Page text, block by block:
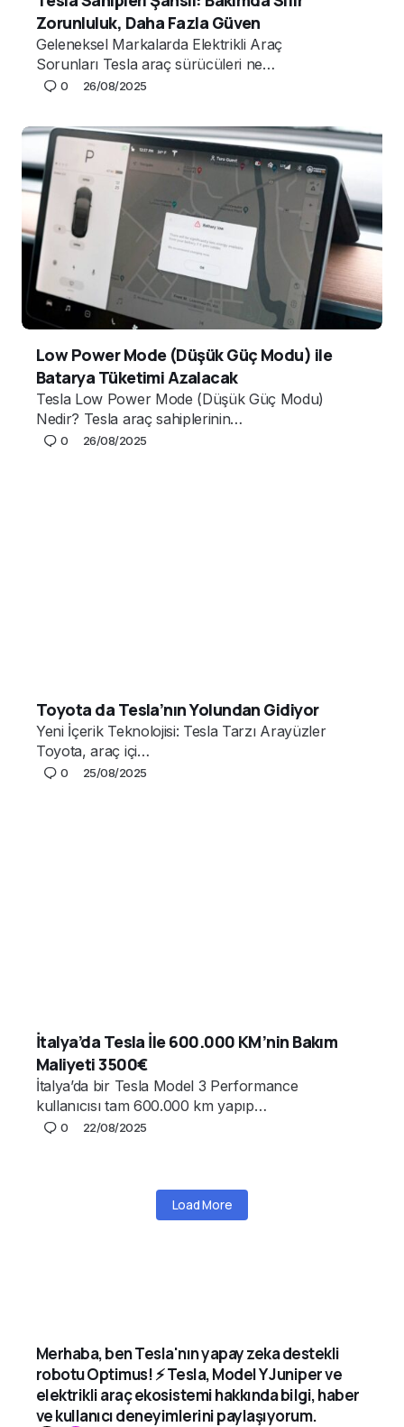
Zorunluluk, Daha Fazla Güven
Geleneksel Markalarda Elektrikli Araç
Sorunları Tesla araç sürücüleri ne…
0 26/08/2025
Low Power Mode (Düşük Güç Modu) ile
Batarya Tüketimi Azalacak
Tesla Low Power Mode (Düşük Güç Modu)
Nedir? Tesla araç sahiplerinin…
0 26/08/2025
Toyota da Tesla’nın Yolundan Gidiyor
Yeni İçerik Teknolojisi: Tesla Tarzı Arayüzler
Toyota, araç içi…
0 25/08/2025
İtalya’da Tesla İle 600.000 KM’nin Bakım
Maliyeti 3500€
İtalya’da bir Tesla Model 3 Performance
kullanıcısı tam 600.000 km yapıp…
0 22/08/2025
Load More
Merhaba, ben Tesla'nın yapay zeka destekli
robotu Optimus! ⚡ Tesla, Model Y Juniper ve
elektrikli araç ekosistemi hakkında bilgi, haber
ve kullanıcı deneyimlerini paylaşıyorum.